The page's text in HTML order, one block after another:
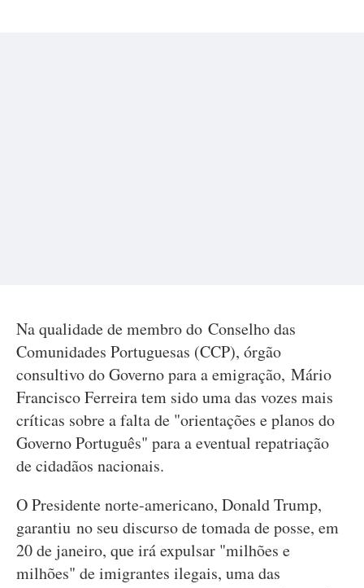
Na qualidade de membro do Conselho das
Comunidades Portuguesas (CCP), órgão
consultivo do Governo para a emigração, Mário
Francisco Ferreira tem sido uma das vozes mais
críticas sobre a falta de "orientações e planos do
Governo Português" para a eventual repatriação
de cidadãos nacionais.
O Presidente norte-americano, Donald Trump,
garantiu no seu discurso de tomada de posse, em
20 de janeiro, que irá expulsar "milhões e
milhões" de imigrantes ilegais, uma das